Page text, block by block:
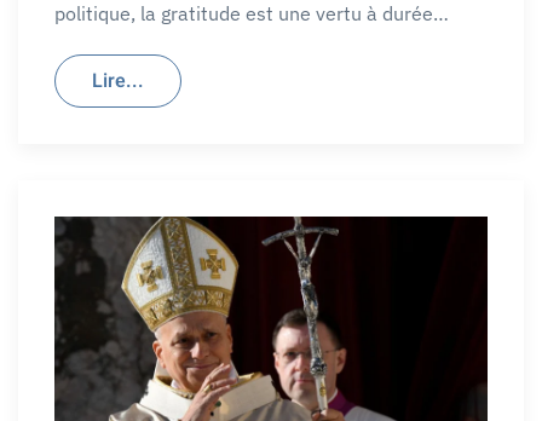
politique, la gratitude est une vertu à durée…
Lire...